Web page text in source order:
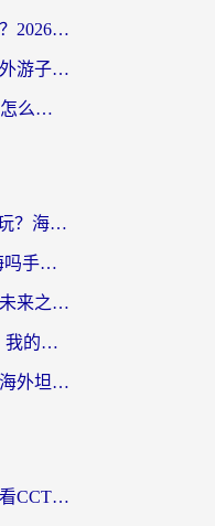
在国外怎么用虎牙不卡顿？2026海外华人亲测有效的回国加速器选择指南
斧牛和加速喵好用吗？海外游子的真实选择困境
马来西亚留学生回国VPN怎么选？3个避坑点+1款实测好用的加速器推荐
Sky光·遇在国外怎么加速玩？海外党亲测有效的国服游戏加速指南
在欧洲能玩天下-异兽山海吗手游？海外玩家的加速器生存指南
在欧洲怎么打绝地求生：未来之役不卡？留学生亲测的加速器避坑指南
人在美国玩BanG加速器，我的延迟终于绿了
海外玩坦克世界总卡顿？海外坦克世界加速器有哪些？实测好用的选择在这里
海外党亲测：在海外如何看CCTV？告别“仅限大陆播放”的实用指南